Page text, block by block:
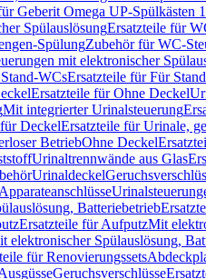
Geberit Omega UP-Spülkästen
SpülauslösungErsatzteile für
SpülungZubehör für WC-
mit elektronischer
WCsErsatzteile für Für
Ersatzteile für Ohne Deckel
Mit integrierter Urinalsteuerung
DeckelErsatzteile für Urinale,
BetriebOhne Deckel
Urinaltrennwände aus Glas
Urinaldeckel
Batteriebetrieb
Ersatzteile für AufputzMit
elektronischer Spülauslösung,
für Renovierungssets
Geruchsverschlüsse